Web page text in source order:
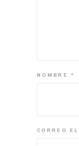
NOMBRE*
CORREO